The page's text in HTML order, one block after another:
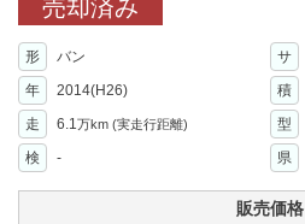
売却済み
形 バン サ
年
2014(H26) 積
走 6.1万km (実走行距離) 型
検
- 県
販売価格